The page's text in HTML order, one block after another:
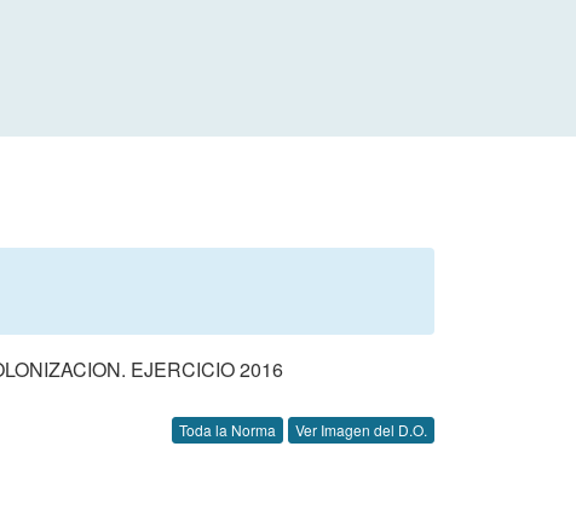
EJERCICIO 2016
Toda la Norma Ver Imagen del D.O.